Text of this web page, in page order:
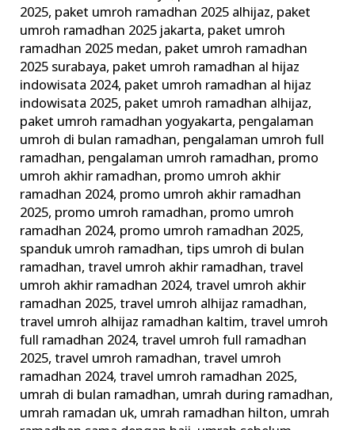
2025, paket umroh ramadhan 2025 alhijaz, paket
umroh ramadhan 2025 jakarta, paket umroh
ramadhan 2025 medan, paket umroh ramadhan
2025 surabaya, paket umroh ramadhan al hijaz
indowisata 2024, paket umroh ramadhan al hijaz
indowisata 2025, paket umroh ramadhan alhijaz,
paket umroh ramadhan yogyakarta, pengalaman
umroh di bulan ramadhan, pengalaman umroh full
ramadhan, pengalaman umroh ramadhan, promo
umroh akhir ramadhan, promo umroh akhir
ramadhan 2024, promo umroh akhir ramadhan
2025, promo umroh ramadhan, promo umroh
ramadhan 2024, promo umroh ramadhan 2025,
spanduk umroh ramadhan,tips umroh di bulan
ramadhan,travel umroh akhir ramadhan,travel
umroh akhir ramadhan 2024,travel umroh akhir
ramadhan 2025,travel umroh alhijaz ramadhan,
travel umroh alhijaz ramadhan kaltim,travel umroh
full ramadhan 2024,travel umroh full ramadhan
2025,travel umroh ramadhan,travel umroh
ramadhan 2024,travel umroh ramadhan 2025,
umrah di bulan ramadhan, umrah during ramadhan,
umrah ramadan uk, umrah ramadhan hilton, umrah